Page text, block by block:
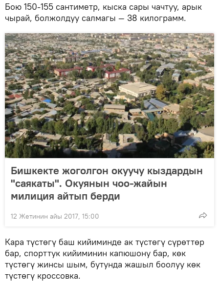
Бою 150-155 сантиметр, кыска сары чачтуу, арык
чырай, болжолдуу салмагы — 38 килограмм.
Бишкекте жоголгон окуучу кыздардын
"саякаты". Окуянын чоо-жайын
милиция айтып берди
12 Жетинин айы 2017, 15:00
Кара түстөгү баш кийиминде ак түстөгү сүрөттөр
бар, спорттук кийиминин капюшону бар, көк
түстөгү жинсы шым, бутунда жашыл боолуу көк
түстөгү кроссовка.